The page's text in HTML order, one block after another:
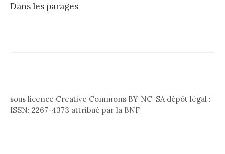
Dans les parages
sous licence Creative Commons BY-NC-SA dépôt légal :
ISSN: 2267-4373 attribué par la BNF